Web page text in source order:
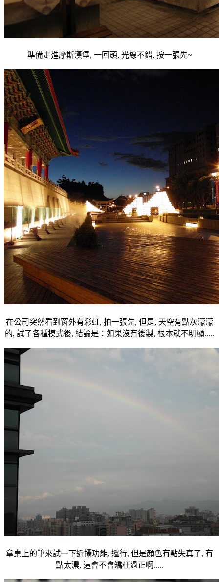
準備走進摩斯漢堡, 一回頭, 光線不錯, 按一張先~
在公司突然看到窗外有彩虹, 拍一張先, 但是, 天空有點灰濛濛
的, 試了各種模式後, 結論是：如果沒有後製, 根本就不明顯.....
拿桌上的筆來試一下近攝功能, 還行, 但是顏色有點失真了, 有
點太濃, 這會不會矯枉過正啊.....